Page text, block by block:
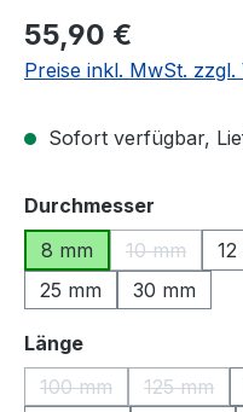
Regulärer Preis:
55,90 €
Preise inkl. MwSt.
Sofort verfügbar,
Durchmesser
8 mm
10 mm
(Diese
25 mm
30 mm
Längeauswählen
100 mm
(Diese Option ist
125 mm
(Diese